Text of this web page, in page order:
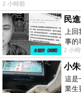
2 小時前
民
上
事的
是只
2 小
這是
業生